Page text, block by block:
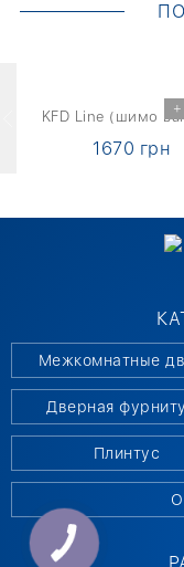
KFD Line (шимо
1670 грн
Межкомнатные
Дверная
Плинтус